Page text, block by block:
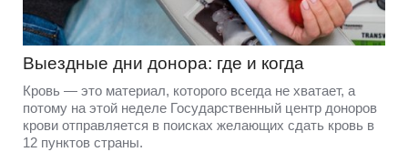
Выездные дни донора: где и когда
Кровь — это материал, которого всегда не хватает, а
потому на этой неделе Государственный центр доноров
крови отправляется в поисках желающих сдать кровь в
12 пунктов страны.